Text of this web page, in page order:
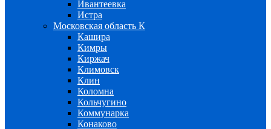
Ивантеевка
Истра
Московская область К
Кашира
Кимры
Киржач
Климовск
Клин
Коломна
Кольчугино
Коммунарка
Конаково